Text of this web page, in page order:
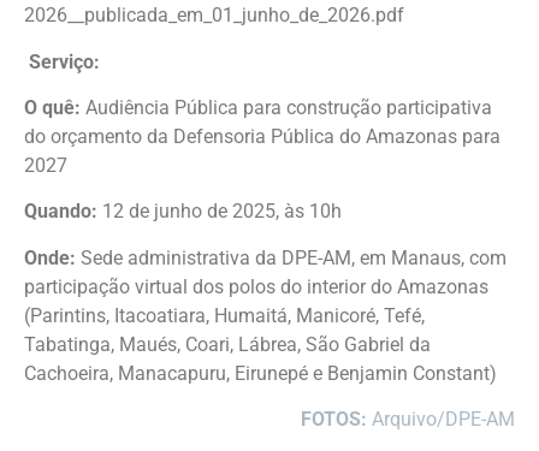
2026__publicada_em_01_junho_de_2026.pdf
Serviço:
O quê: Audiência Pública para construção participativa
do orçamento da Defensoria Pública do Amazonas para
2027
Quando: 12 de junho de 2025, às 10h
Onde: Sede administrativa da DPE-AM, em Manaus, com
participação virtual dos polos do interior do Amazonas
(Parintins, Itacoatiara, Humaitá, Manicoré, Tefé,
Tabatinga, Maués, Coari, Lábrea, São Gabriel da
Cachoeira, Manacapuru, Eirunepé e Benjamin Constant)
FOTOS: Arquivo/DPE-AM